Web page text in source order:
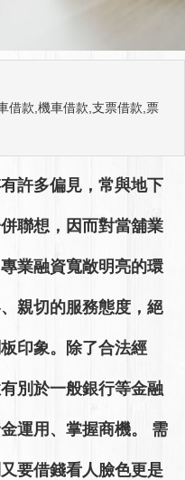
借款,機車借款,支票借款,票
許多偏見，常與地下
聯想，因而對當舖業
業融資寬敞明亮的環
親切的服務態度，絕
印象。除了合法經
別於一般銀行等金融
運用、掌握商機。 需
要借錢看人臉色更是